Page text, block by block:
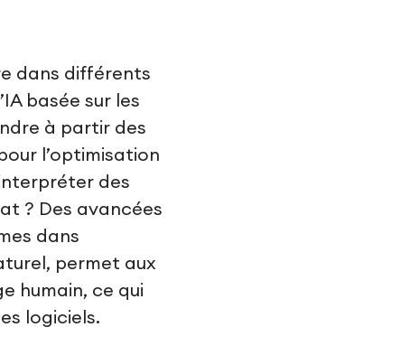
dans différents
basée sur les
à partir des
l’optimisation
des
? Des avancées
dans
permet aux
humain, ce qui
logiciels.